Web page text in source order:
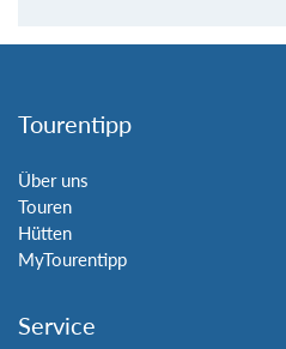
Tourentipp
Über uns
Touren
Hütten
MyTourentipp
Service